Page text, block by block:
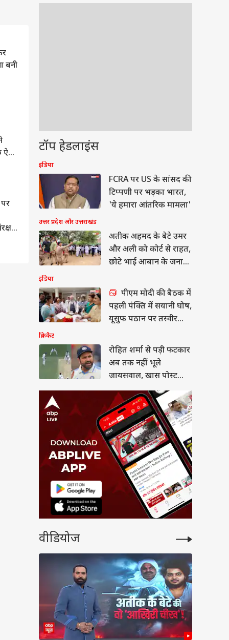
बनी
टॉप हेडलाइंस
इंडिया
FCRA पर US के सांसद की
टिप्पणी पर भड़का भारत,
'ये हमारा आंतरिक मामला'
उत्तर प्रदेश और उत्तराखंड
अतीक अहमद के बेटे उमर
और अली को कोर्ट से राहत,
छोटे भाई आबान के जनाजे
इंडिया
पीएम मोदी की बैठक में
पहली पंक्ति में सयानी घोष,
यूसुफ पठान पर तस्वीर
क्रिकेट
रोहित शर्मा से पड़ी फटकार
अब तक नहीं भूले
जायसवाल, खास पोस्ट
शेयर कर लिए मजे
वीडियोज
शर्मा से पड़ी फटकार
खास पोस्ट शेयर
प्रदेश और उत्तराखंड
की कार से मिलीं
ले जा रहा था जेल